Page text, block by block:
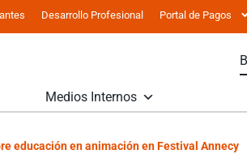
Desarrollo Profesional Portal de Pagos
Medios Internos
educación en animación en Festival Annecy